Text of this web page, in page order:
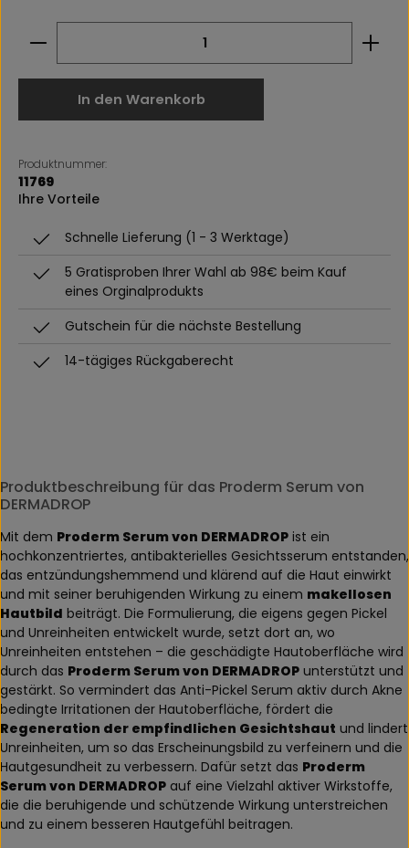
Produkt Anzahl: Gib den gewünschten Wert
In den Warenkorb
Produktnummer:
11769
Ihre Vorteile
Schnelle Lieferung (1 - 3 Werktage)
5 Gratisproben Ihrer Wahl ab 98€ beim Kauf
eines Orginalprodukts
Gutschein für die nächste Bestellung
14-tägiges Rückgaberecht
Produktbeschreibung für das Proderm Serum von
DERMADROP
Mit dem Proderm Serum von DERMADROP ist ein
hochkonzentriertes, antibakterielles Gesichtsserum entstanden,
das entzündungshemmend und klärend auf die Haut einwirkt
und mit seiner beruhigenden Wirkung zu einem makellosen
Hautbild beiträgt. Die Formulierung, die eigens gegen Pickel
und Unreinheiten entwickelt wurde, setzt dort an, wo
Unreinheiten entstehen – die geschädigte Hautoberfläche wird
durch das Proderm Serum von DERMADROP unterstützt und
gestärkt. So vermindert das Anti-Pickel Serum aktiv durch Akne
bedingte Irritationen der Hautoberfläche, fördert die
Regeneration der empfindlichen Gesichtshaut und lindert
Unreinheiten, um so das Erscheinungsbild zu verfeinern und die
Hautgesundheit zu verbessern. Dafür setzt das Proderm
Serum von DERMADROP auf eine Vielzahl aktiver Wirkstoffe,
die die beruhigende und schützende Wirkung unterstreichen
und zu einem besseren Hautgefühl beitragen.